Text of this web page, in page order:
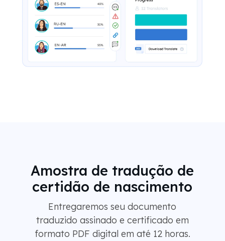
Amostra de tradução de
certidão de nascimento
Entregaremos seu documento
traduzido assinado e certificado em
formato PDF digital em até 12 horas.